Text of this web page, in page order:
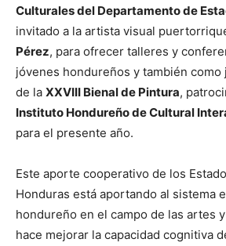
Culturales del Departamento de
invitado a la artista visual
Pérez, para ofrecer talleres y
jóvenes hondureños y también
de la XXVIII Bienal de Pintura,
Instituto Hondureño de Cultural
para el presente año.
Este aporte cooperativo de los
Honduras está aportando al sistema
hondureño en el campo de las artes
hace mejorar la capacidad cognitiva